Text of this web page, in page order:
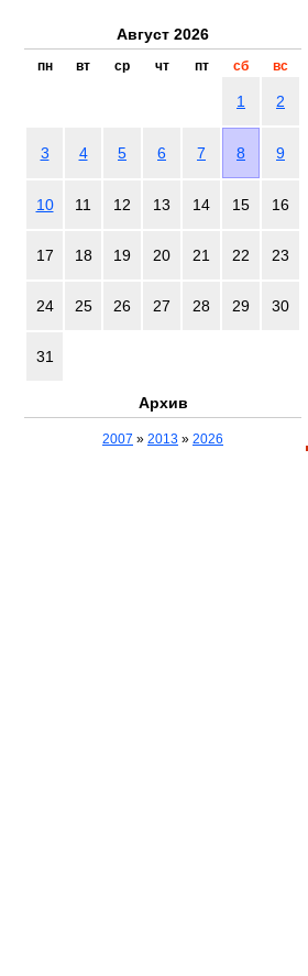
Август 2026
пн вт ср чт пт сб вс
1 2
3 4 5 6 7 8 9
10 11 12 13 14 15 16
17 18 19 20 21 22 23
24 25 26 27 28 29 30
31
Архив
2007 » 2013 » 2026